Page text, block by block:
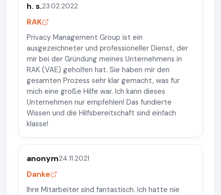
h. s.23.02.2022
RAK
Privacy Management Group ist ein
ausgezeichneter und professioneller Dienst, der
mir bei der Gründung meines Unternehmens in
RAK (VAE) geholfen hat. Sie haben mir den
gesamten Prozess sehr klar gemacht, was für
mich eine große Hilfe war. Ich kann dieses
Unternehmen nur empfehlen! Das fundierte
Wissen und die Hilfsbereitschaft sind einfach
klasse!
anonym24.11.2021
Danke
Ihre Mitarbeiter sind fantastisch. Ich hatte nie